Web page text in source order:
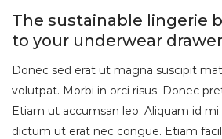
The sustainable lingerie
to your underwear drawer
Donec sed erat ut magna suscipit
volutpat. Morbi in orci risus. Donec
Etiam ut accumsan leo. Aliquam id
dictum ut erat nec congue. Etiam